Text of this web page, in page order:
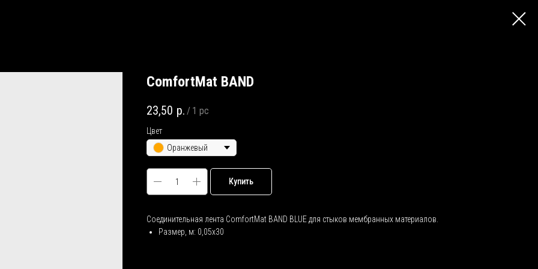
ComfortMat BAND
23,50 р. / 1 pc
Цвет
Оранжевый
Купить
Соединительная лента ComfortMat BAND BLUE для стыков мембранных материалов.
Размер, м: 0,05х30